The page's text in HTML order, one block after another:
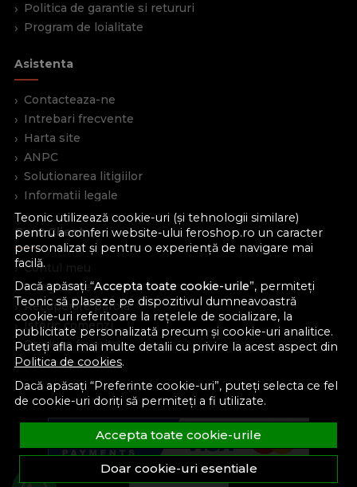
Teonic utilizează cookie-uri (și tehnologii similare)
pentru a conferi website-ului feroshop.ro un caracter
personalizat și pentru o experiență de navigare mai
facilă.
Dacă apăsați “Accepta toate cookie-urile”, permiteți
Teonic să plaseze pe dispozitivul dumneavoastră
cookie-uri referitoare la rețelele de socializare, la
publicitate personalizată precum și cookie-uri analitice.
Puteți afla mai multe detalii cu privire la acest aspect din
Politica de cookies.
Dacă apăsați “Preferinte cookie-uri”, puteți selecta ce fel
de cookie-uri doriți să permiteți a fi utilizate.
Accepta toate cookie-urile
Doar cookie-uri esentiale
Politica de garantie si retururi
Program de loialitate
Asistenta
Contacteaza-ne
Intrebari frecvente
Harta site
ANPC
Solutionarea litigiilor
Informatii legale
Cont Client
Contul meu
Inregistrare
Recuperare parola
Istoric comenzi
Produse favorite
Devino partener